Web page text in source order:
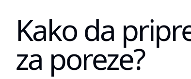
Kako da
za poreze?